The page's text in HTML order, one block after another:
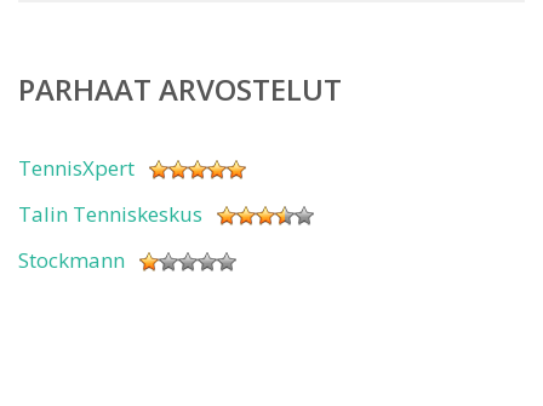
PARHAAT ARVOSTELUT
TennisXpert
Talin Tenniskeskus
Stockmann